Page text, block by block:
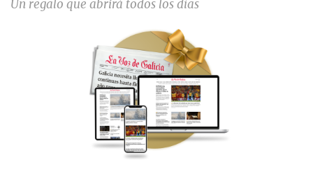
Un regalo que abrirá todos los días